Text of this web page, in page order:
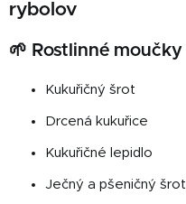
rybolov
🌱 Rostlinné moučky
Kukuřičný šrot
Drcená kukuřice
Kukuřičné lepidlo
Ječný a pšeničný šrot